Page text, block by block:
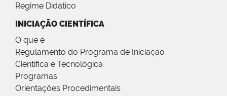
Regime Didático
INICIAÇÃO CIENTÍFICA
O que é
Regulamento do Programa de Iniciação
Científica e Tecnológica
Programas
Orientações Procedimentais